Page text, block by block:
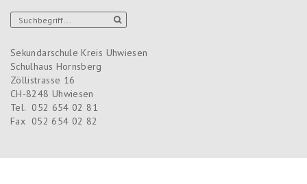
Sekundarschule Kreis Uhwiesen
Schulhaus Hornsberg
Zöllistrasse 16
CH-8248 Uhwiesen
Tel. 052 654 02 81
Fax 052 654 02 82